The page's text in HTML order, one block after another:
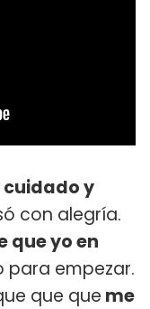
y
con alegría.
que yo en
para empezar.
que que me